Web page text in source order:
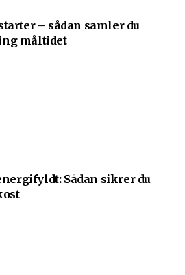
– sådan samler du
måltidet
Sådan sikrer du